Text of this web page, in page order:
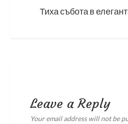
Тиха събота в
Leave a Reply
Your email address will not be